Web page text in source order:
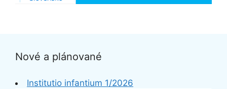
Nové a plánované
Institutio infantium 1/2026